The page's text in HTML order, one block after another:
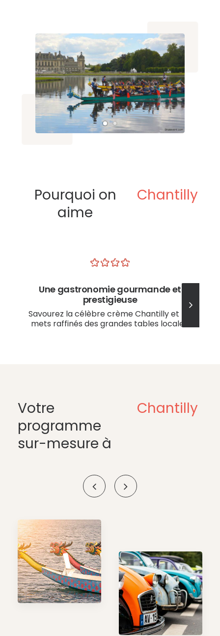
Pourquoi on
aime
Chantilly
Une gastronomie gourmande et
prestigieuse
Savourez la célèbre crème Chantilly et les
mets raffinés des grandes tables locales.
Votre
programme
sur-mesure à
Chantilly